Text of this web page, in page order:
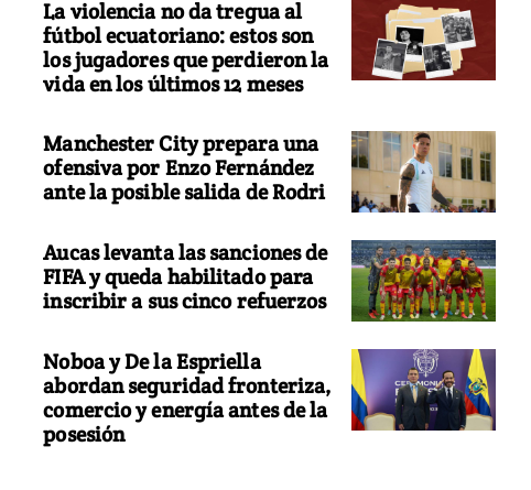
La violencia no da tregua al
fútbol ecuatoriano: estos son
los jugadores que perdieron la
vida en los últimos 12 meses
Manchester City prepara una
ofensiva por Enzo Fernández
ante la posible salida de Rodri
Aucas levanta las sanciones de
FIFA y queda habilitado para
inscribir a sus cinco refuerzos
Noboa y De la Espriella
abordan seguridad fronteriza,
comercio y energía antes de la
posesión